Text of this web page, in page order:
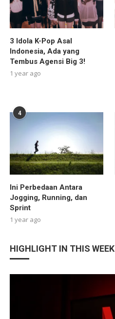
3 Idola K-Pop Asal
Indonesia, Ada yang
Tembus Agensi Big 3!
1 year ago
4
Ini Perbedaan Antara
Jogging, Running, dan
Sprint
1 year ago
HIGHLIGHT IN THIS WEEK